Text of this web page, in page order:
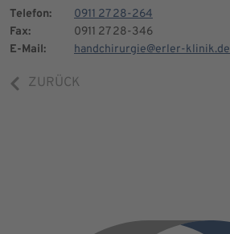
Telefon:
0911 27 28-264
Fax:
0911 27 28-346
E-Mail:
handchirurgie@erler-klinik.de
ZURÜCK